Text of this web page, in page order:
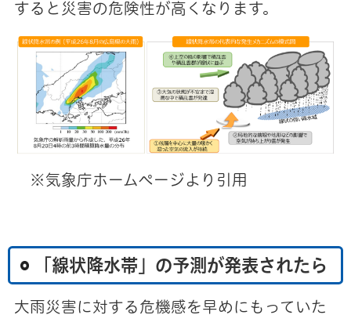
すると災害の危険性が高くなります。
※気象庁ホームページより引用
「線状降水帯」の予測が発表されたら
大雨災害に対する危機感を早めにもっていた